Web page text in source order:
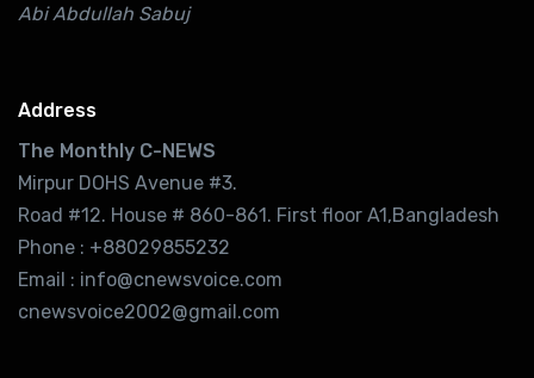
Abi Abdullah Sabuj
Address
The Monthly C-NEWS
Mirpur DOHS Avenue #3.
Road #12. House # 860-861. First floor A1,Bangladesh
Phone : +88029855232
Email : info@cnewsvoice.com
cnewsvoice2002@gmail.com